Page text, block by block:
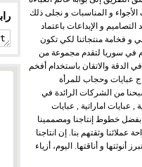
الأجواء و المناسبات و نجلى ذلك
و الإبداعات باعتماد
و فخامة منتجاتنا لكي تكون
بحمل اسم الخنساء لكم منا العهد على تقديم ما يحوز على رضاكم. تأسست شركة الخنساء عام 1984م في سوريا لتقدم مجموعة من
في الدقة والاتقان باستخدام أفخم
عبايات وحجاب للمرأة
من الشركات الرائدة في
عبايات اماراتية , عبايات
بفضل خطوط إنتاجنا ومصممينا
وثقتهم بنا. إن انتاجنا
و أناقتها. اليوم، أزياء